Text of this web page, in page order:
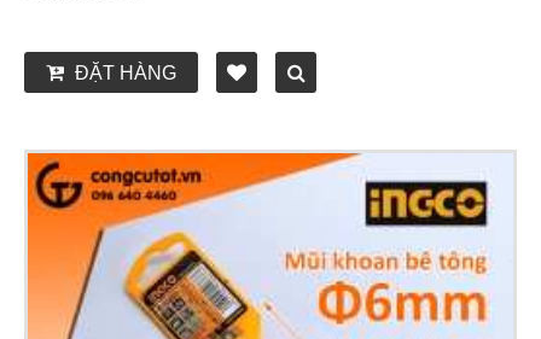
ĐẶT HÀNG